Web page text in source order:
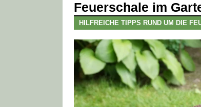
Feuerschale im
HILFREICHE TIPPS RUND UM DIE